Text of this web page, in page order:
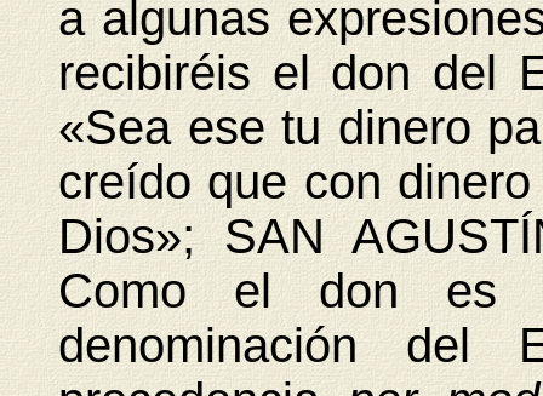
a algunas
recibiréis el don del
«Sea ese tu dinero
creído que con
Dios»; SAN
Como el don es
denominación del